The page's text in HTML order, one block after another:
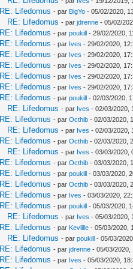
RE: Lifedomus - par BigYo - 05/02/2020,
RE: Lifedomus - parjdrenne - 05/02/
RE: Lifedomus - parpoukill - 29/02/2020,
RE: Lifedomus - par Ives - 29/02/2020,
RE: Lifedomus - par Ives - 29/02/2020,
RE: Lifedomus - par Ives - 29/02/2020,
RE: Lifedomus - par Ives - 29/02/2020,
RE: Lifedomus - par Ives - 29/02/2020,
RE: Lifedomus - parpoukill - 02/03/2020,
RE: Lifedomus - par Ives - 02/03/2020,
RE: Lifedomus - parOcthib - 02/03/2020,
RE: Lifedomus - par Ives - 02/03/2020,
RE: Lifedomus - parOcthib - 02/03/2020,
RE: Lifedomus - par Ives - 03/03/2020,
RE: Lifedomus - parOcthib - 03/03/2020,
RE: Lifedomus - parpoukill - 03/03/2020,
RE: Lifedomus - parOcthib - 03/03/2020,
RE: Lifedomus - par Ives - 03/03/2020,
RE: Lifedomus - parpoukill - 05/03/2020,
RE: Lifedomus - par Ives - 05/03/2020,
RE: Lifedomus - par Kevlille - 05/03/2020,
RE: Lifedomus - parpoukill - 05/03/
RE: Lifedomus - parjdrenne - 05/03/2020,
RE: Lifedomus - par Ives - 05/03/2020,